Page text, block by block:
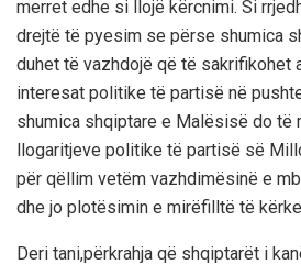
merret edhe si llojë kërcnimi. Si
drejtë të pyesim se përse shumica
duhet të vazhdojë që të sakrifikohet
interesat politike të partisë në
shumica shqiptare e Malësisë do të
llogaritjeve politike të partisë së
për qëllim vetëm vazhdimësinë e
dhe jo plotësimin e mirëfilltë të
Deri tani,përkrahja që shqiptarët i